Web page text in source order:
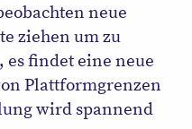
neue
ziehen um zu
findet eine neue
Plattformgrenzen
wird spannend